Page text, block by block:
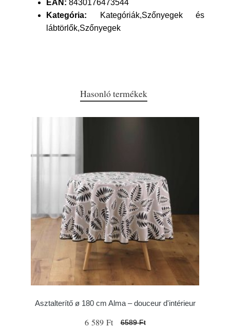
EAN: 8430176473544
Kategória: Kategóriák,Szőnyegek és
lábtörlők,Szőnyegek
Hasonló termékek
Asztalterítő ø 180 cm Alma – douceur d'intérieur
6 589 Ft 6589 Ft